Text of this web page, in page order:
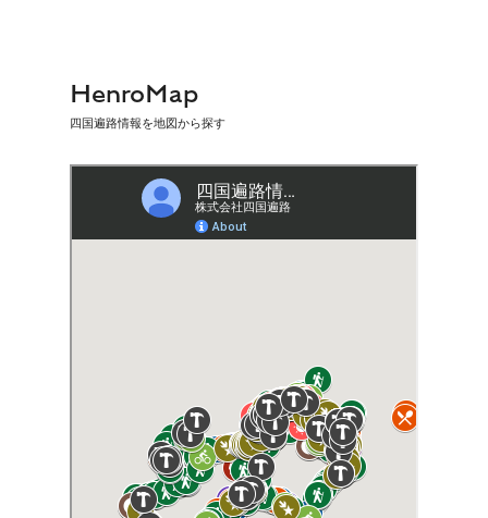
HenroMap
四国遍路情報を地図から探す